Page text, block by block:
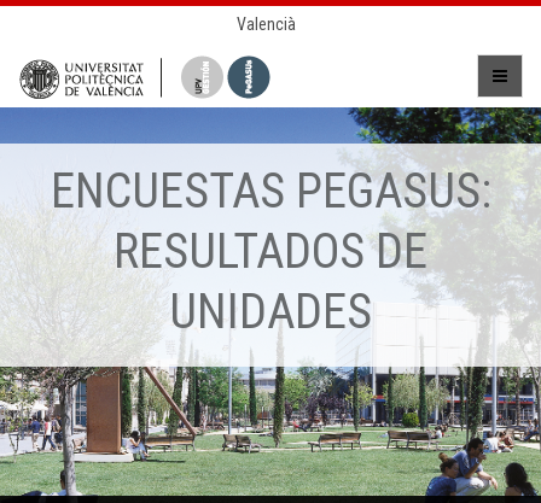
Valencià
ENCUESTAS PEGASUS:
RESULTADOS DE
UNIDADES